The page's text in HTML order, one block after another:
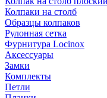
Колпаки на столб
Образцы колпаков
Рулонная сетка
Фурнитура Locinox
Аксессуары
Замки
Комплекты
Петли